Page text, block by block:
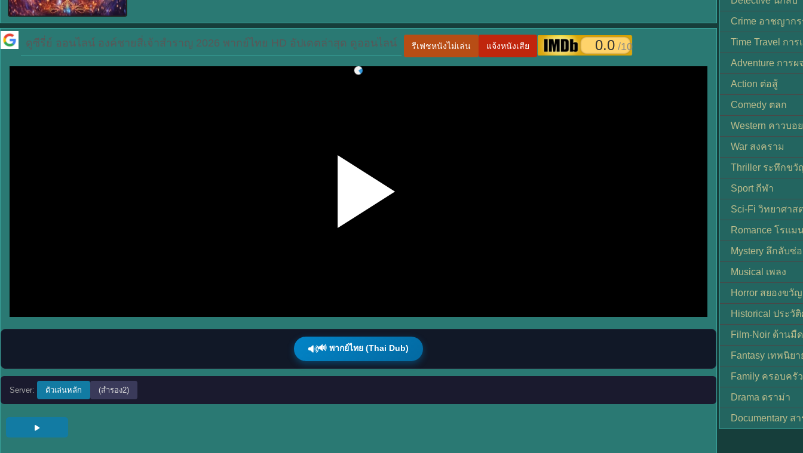
ดูซีรี่ย์ ออนไลน์ องค์ชายสี่เจ้าสำราญ 2026 พากย์ไทย HD อัปเดตล่าสุด ดูออนไลน์ รีเฟชหนังไม่เล่น แจ้งหนังเสีย 0.0 /10
🔊 พากย์ไทย (Thai Dub)
Server: ตัวเล่นหลัก (สำรอง2)
Crime อาชญาก
Time Travel กา
Adventure การ
Action ต่อสู้
Comedy ตลก
Western คาวบอ
War สงคราม
Thriller ระทึกขวั
Sport กีฬา
Sci-Fi วิทยาศาส
Romance โรแม
Mystery ลึกลับซ่
Musical เพลง
Horror สยองขวัญ
Historical ประวั
Film-Noir ด้านมื
Fantasy เทพนิยา
Family ครอบครัว
Drama ดราม่า
Documentary ส